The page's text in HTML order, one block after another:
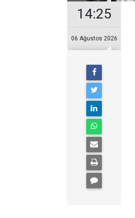
14:25
06 Ağustos 2026